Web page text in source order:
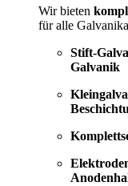
Wir bieten
für alle
Stift-
Galvanik